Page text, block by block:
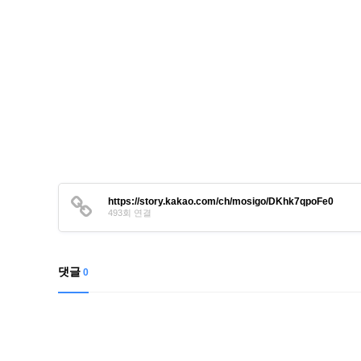
https://story.kakao.com/ch/mosigo/DKhk7qpoFe0
493회 연결
댓글 0